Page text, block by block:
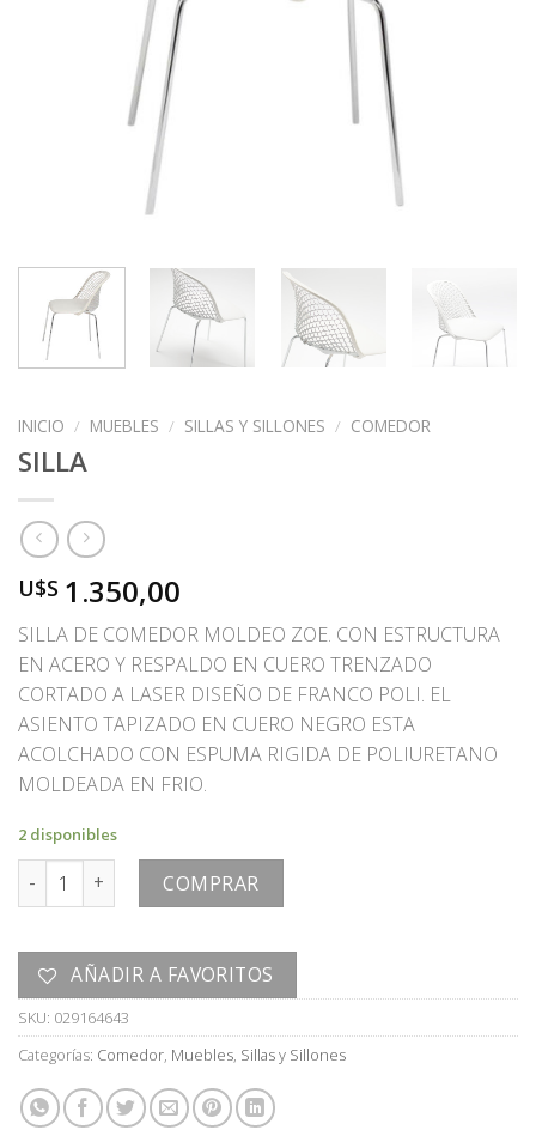
INICIO / MUEBLES / SILLAS Y SILLONES / COMEDOR
SILLA
U$S 1.350,00
SILLA DE COMEDOR MOLDEO ZOE. CON ESTRUCTURA
EN ACERO Y RESPALDO EN CUERO TRENZADO
CORTADO A LASER DISEÑO DE FRANCO POLI. EL
ASIENTO TAPIZADO EN CUERO NEGRO ESTA
ACOLCHADO CON ESPUMA RIGIDA DE POLIURETANO
MOLDEADA EN FRIO.
2 disponibles
SILLA cantidad COMPRAR
AÑADIR A FAVORITOS
SKU: 029164643
Categorías: Comedor, Muebles, Sillas y Sillones